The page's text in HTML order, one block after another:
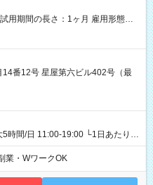
用期間の長さ：1ヶ月 雇用形態、
番12号 星屋第六ビル402号（最
5時間/日 11:00-19:00 └1日あたりの
間帯内であれば、いつでも勤務可
好きな曜日でご勤務いただけま
な働き方が可能なお仕事です！
業・WワークOK